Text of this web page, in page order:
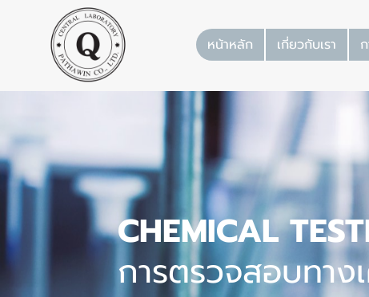
หน้าหลัก เกี่ยวกับเรา
CHEMICAL
การตรวจสอบทาง